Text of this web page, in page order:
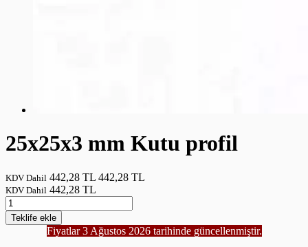
25x25x3 mm Kutu profil
KDV Dahil 442,28 TL 442,28 TL
KDV Dahil 442,28 TL
Teklife ekle
Fiyatlar 3 Ağustos 2026 tarihinde güncellenmiştir.